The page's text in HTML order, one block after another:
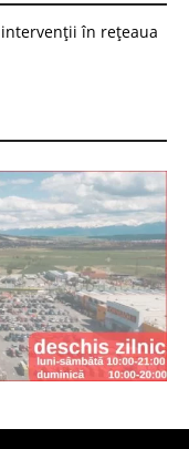
în rețeaua